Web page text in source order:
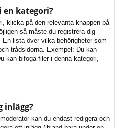
en kategori?
klicka på den relevanta knappen på
så måste du registrera dig
lista över vilka behörigheter som
trådsidorna. Exempel: Du kan
kan bifoga filer i denna kategori,
inlägg?
kan du endast redigera och